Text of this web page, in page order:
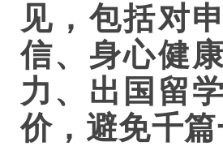
见，包括对
信、身心健
力、出国留
价，避免千